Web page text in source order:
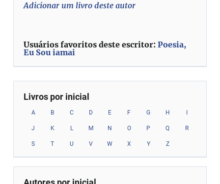
Adicionar um livro deste autor
Usuários favoritos deste escritor: Poesia,
Eu Sou iamai
Livros por inicial
A B C D E F G H
J K L M N O P Q R
S T U V W X Y Z